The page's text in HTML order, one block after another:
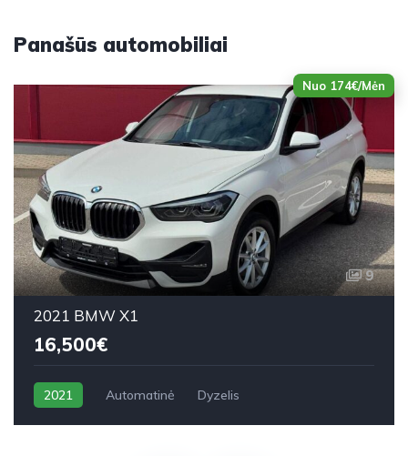
Panašūs automobiliai
Nuo 174€/Mėn
9
2021 BMW X1
16,500€
2021 Automatinė Dyzelis